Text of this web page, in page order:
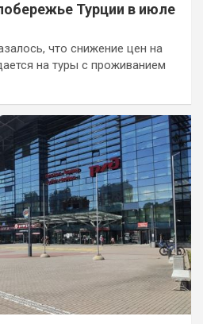
Турции в июле
что снижение цен на
на туры с проживанием